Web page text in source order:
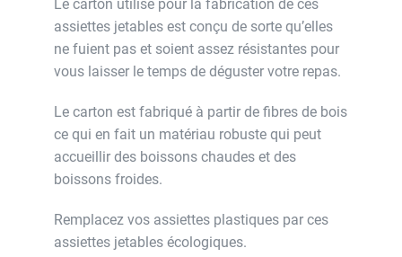
Le carton utilisé pour la fabrication de ces
assiettes jetables est conçu de sorte qu’elles
ne fuient pas et soient assez résistantes pour
vous laisser le temps de déguster votre repas.
Le carton est fabriqué à partir de fibres de bois
ce qui en fait un matériau robuste qui peut
accueillir des boissons chaudes et des
boissons froides.
Remplacez vos assiettes plastiques par ces
assiettes jetables écologiques.